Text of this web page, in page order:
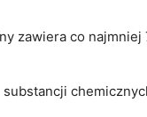
zawiera co najmniej